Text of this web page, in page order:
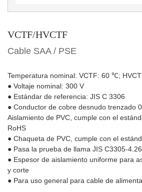
VCTF/HVCTF
Cable SAA / PSE
Temperatura nominal: VCTF: 60 ℃;
● Voltaje nominal: 300 V
● Estándar de referencia: JIS C 3306
● Conductor de cobre desnudo trenzado
Aislamiento de PVC, cumple con el
RoHS
● Chaqueta de PVC, cumple con el
● Pasa la prueba de llama JIS C3305-
● Espesor de aislamiento uniforme para
y corte
● Para uso general para cable de